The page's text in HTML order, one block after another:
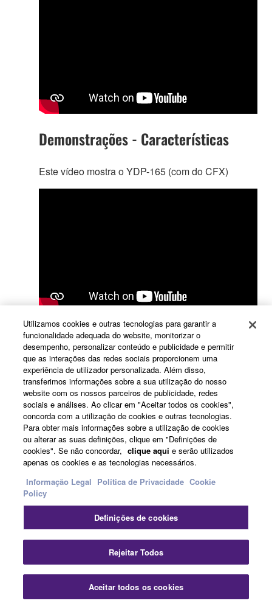
Demonstrações - Características
Este vídeo mostra o YDP-165 (com do CFX)
Montar o YDP-165/YDP-145
Apps
Smart Pianist
Independentemente da
música que queremos
tocar. Uma app incrível.
Utilizamos cookies e outras tecnologias para garantir a
funcionalidade adequada do website, monitorizar o
desempenho, personalizar conteúdo e publicidade e permitir
que as interações das redes sociais proporcionem uma
experiência de utilizador personalizada. Além disso,
transferimos informações sobre a sua utilização do nosso
website com os nossos parceiros de publicidade, redes
sociais e análises. Ao clicar em "Aceitar todos os cookies",
concorda com a utilização de cookies e outras tecnologias.
Para obter mais informações sobre a utilização de cookies
ou alterar as suas definições, clique em "Definições de
cookies". Se não concordar, clique aqui e serão utilizados
apenas os cookies e as tecnologias necessários.
Informação Legal Política de Privacidade Cookie
Policy
Definições de cookies
Rejeitar Todos
Aceitar todos os cookies